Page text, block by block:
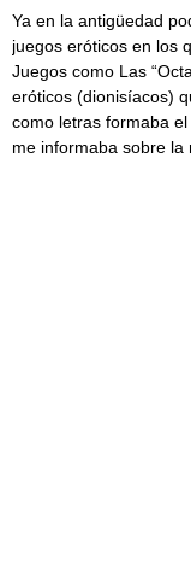
Ya en la antigüedad
juegos eróticos en los
Juegos como Las
eróticos (dionisíacos)
como letras formaba
me informaba sobre